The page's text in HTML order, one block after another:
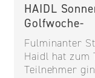
HAIDL
Golfwoche-
Fulminanter
Haidl hat zum
Teilnehmer